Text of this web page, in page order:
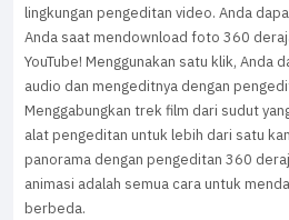
lingkungan pengeditan video. Anda
Anda saat mendownload foto 360
YouTube! Menggunakan satu klik, Anda
audio dan mengeditnya dengan
Menggabungkan trek film dari sudut
alat pengeditan untuk lebih dari satu
panorama dengan pengeditan 360
animasi adalah semua cara untuk
berbeda.